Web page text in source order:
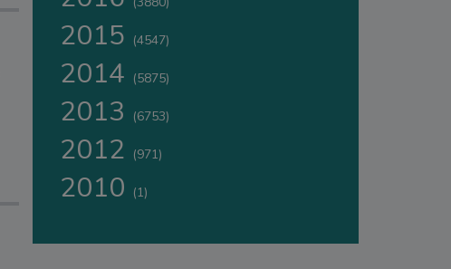
2015 (4547)
2014 (5875)
2013 (6753)
2012 (971)
2010 (1)